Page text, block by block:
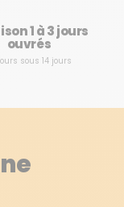
1 à 3 jours
ouvrés
sous 14 jours